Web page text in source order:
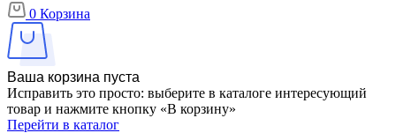
0 Корзина
Ваша корзина пуста
Исправить это просто: выберите в каталоге интересующий
товар и нажмите кнопку «В корзину»
Перейти в каталог